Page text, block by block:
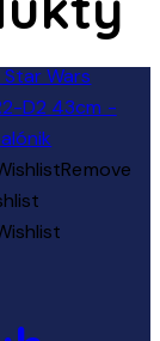
Remove